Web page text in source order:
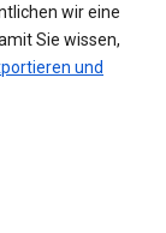
wir eine
Sie wissen,
und